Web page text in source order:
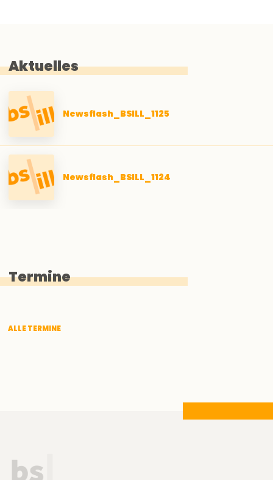
Aktuelles
Newsflash_BSILL_1125
Newsflash_BSILL_1124
Termine
ALLE TERMINE